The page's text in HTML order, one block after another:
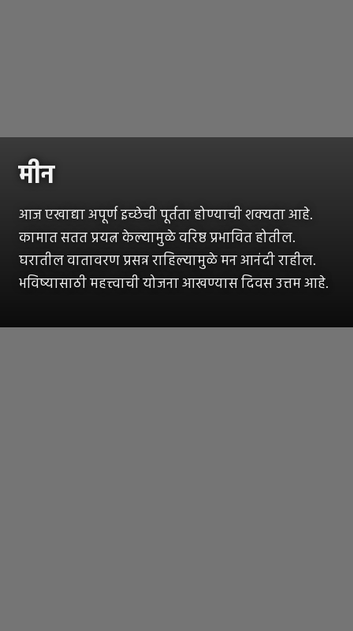
मीन
आज एखाद्या अपूर्ण इच्छेची पूर्तता होण्याची शक्यता आहे.
कामात सतत प्रयत्न केल्यामुळे वरिष्ठ प्रभावित होतील.
घरातील वातावरण प्रसन्न राहिल्यामुळे मन आनंदी राहील.
भविष्यासाठी महत्त्वाची योजना आखण्यास दिवस उत्तम आहे.